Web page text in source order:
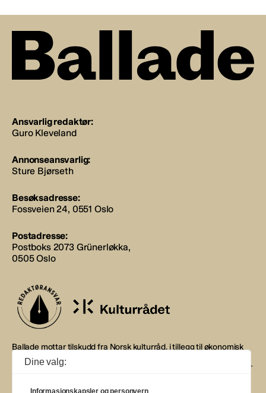
Ansvarlig redaktør:
Guro Kleveland
Annonseansvarlig:
Sture Bjørseth
Besøksadresse:
Fossveien 24, 0551 Oslo
Postadresse:
Postboks 2073 Grünerløkka,
0505 Oslo
Ballade mottar tilskudd fra Norsk kulturråd, i tillegg til økonomisk
støtte fra eierne NOPA, Norsk komponistforening og
Musikkforleggerne. Ballade drives etter Redaktør- og Vær Varsom-
Dine valg:
Informasjonskapsler og personvern